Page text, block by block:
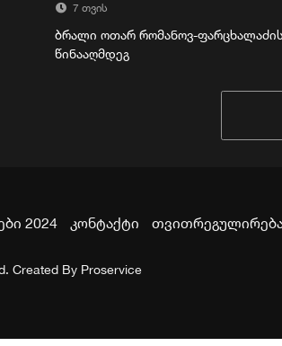
7 თვის
ბრალი ოთარ რომანოვ-
წინააღმდეგ
2024 კონტაქტი
Created By Proservice